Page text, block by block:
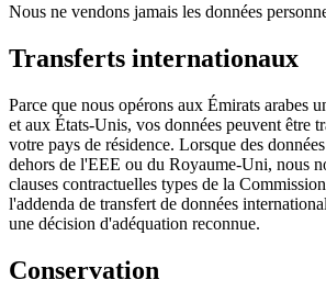
Nous ne vendons jamais les données
Transferts internationaux
Parce que nous opérons aux Émirats arabes
et aux États-Unis, vos données peuvent être
votre pays de résidence. Lorsque des
dehors de l'EEE ou du Royaume-Uni, nous
clauses contractuelles types de la
l'addenda de transfert de données
une décision d'adéquation reconnue.
Conservation